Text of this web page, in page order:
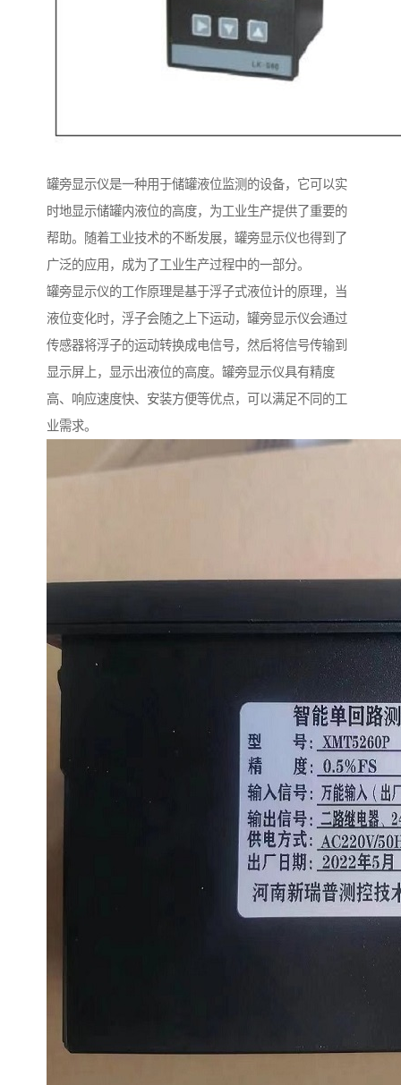
罐旁显示仪是一种用于储罐液位监测的设备，它可以实
时地显示储罐内液位的高度，为工业生产提供了重要的
帮助。随着工业技术的不断发展，罐旁显示仪也得到了
广泛的应用，成为了工业生产过程中的一部分。
罐旁显示仪的工作原理是基于浮子式液位计的原理，当
液位变化时，浮子会随之上下运动，罐旁显示仪会通过
传感器将浮子的运动转换成电信号，然后将信号传输到
显示屏上，显示出液位的高度。罐旁显示仪具有精度
高、响应速度快、安装方便等优点，可以满足不同的工
业需求。